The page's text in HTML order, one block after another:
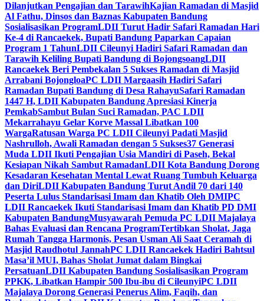
Dilanjutkan Pengajian dan TarawihKajian Ramadan di Masjid
Al Fathu, Dinsos dan Baznas Kabupaten Bandung
Sosialisasikan ProgramLDII Turut Hadir Safari Ramadan Hari
Ke-4 di Rancaekek, Bupati Bandung Paparkan Capaian
Program 1 TahunLDII Cileunyi Hadiri Safari Ramadan dan
Tarawih Keliling Bupati Bandung di BojongsoangLDII
Rancaekek Beri Pembekalan 5 Sukses Ramadan di Masjid
Arrabani BojongloaPC LDII Margaasih Hadiri Safari
Ramadan Bupati Bandung di Desa RahayuSafari Ramadan
1447 H, LDII Kabupaten Bandung Apresiasi Kinerja
PemkabSambut Bulan Suci Ramadan, PAC LDII
Mekarrahayu Gelar Korve Massal Libatkan 100
WargaRatusan Warga PC LDII Cileunyi Padati Masjid
Nashrulloh, Awali Ramadan dengan 5 Sukses37 Generasi
Muda LDII Ikuti Pengajian Usia Mandiri di Paseh, Bekal
Kesiapan Nikah Sambut RamadanLDII Kota Bandung Dorong
Kesadaran Kesehatan Mental Lewat Ruang Tumbuh Keluarga
dan DiriLDII Kabupaten Bandung Turut Andil 70 dari 140
Peserta Lulus Standarisasi Imam dan Khatib Oleh DMIPC
LDII Rancaekek Ikuti Standarisasi Imam dan Khatib PD DMI
Kabupaten BandungMusyawarah Pemuda PC LDII Majalaya
Bahas Evaluasi dan Rencana ProgramTertibkan Sholat, Jaga
Rumah Tangga Harmonis, Pesan Usman Ali Saat Ceramah di
Masjid Raudhotul JannahPC LDII Rancaekek Hadiri Bahtsul
Masa’il MUI, Bahas Sholat Jumat dalam Bingkai
PersatuanLDII Kabupaten Bandung Sosialisasikan Program
PPKK, Libatkan Hampir 500 Ibu-ibu di CileunyiPC LDII
Majalaya Dorong Generasi Penerus Alim, Faqih, dan